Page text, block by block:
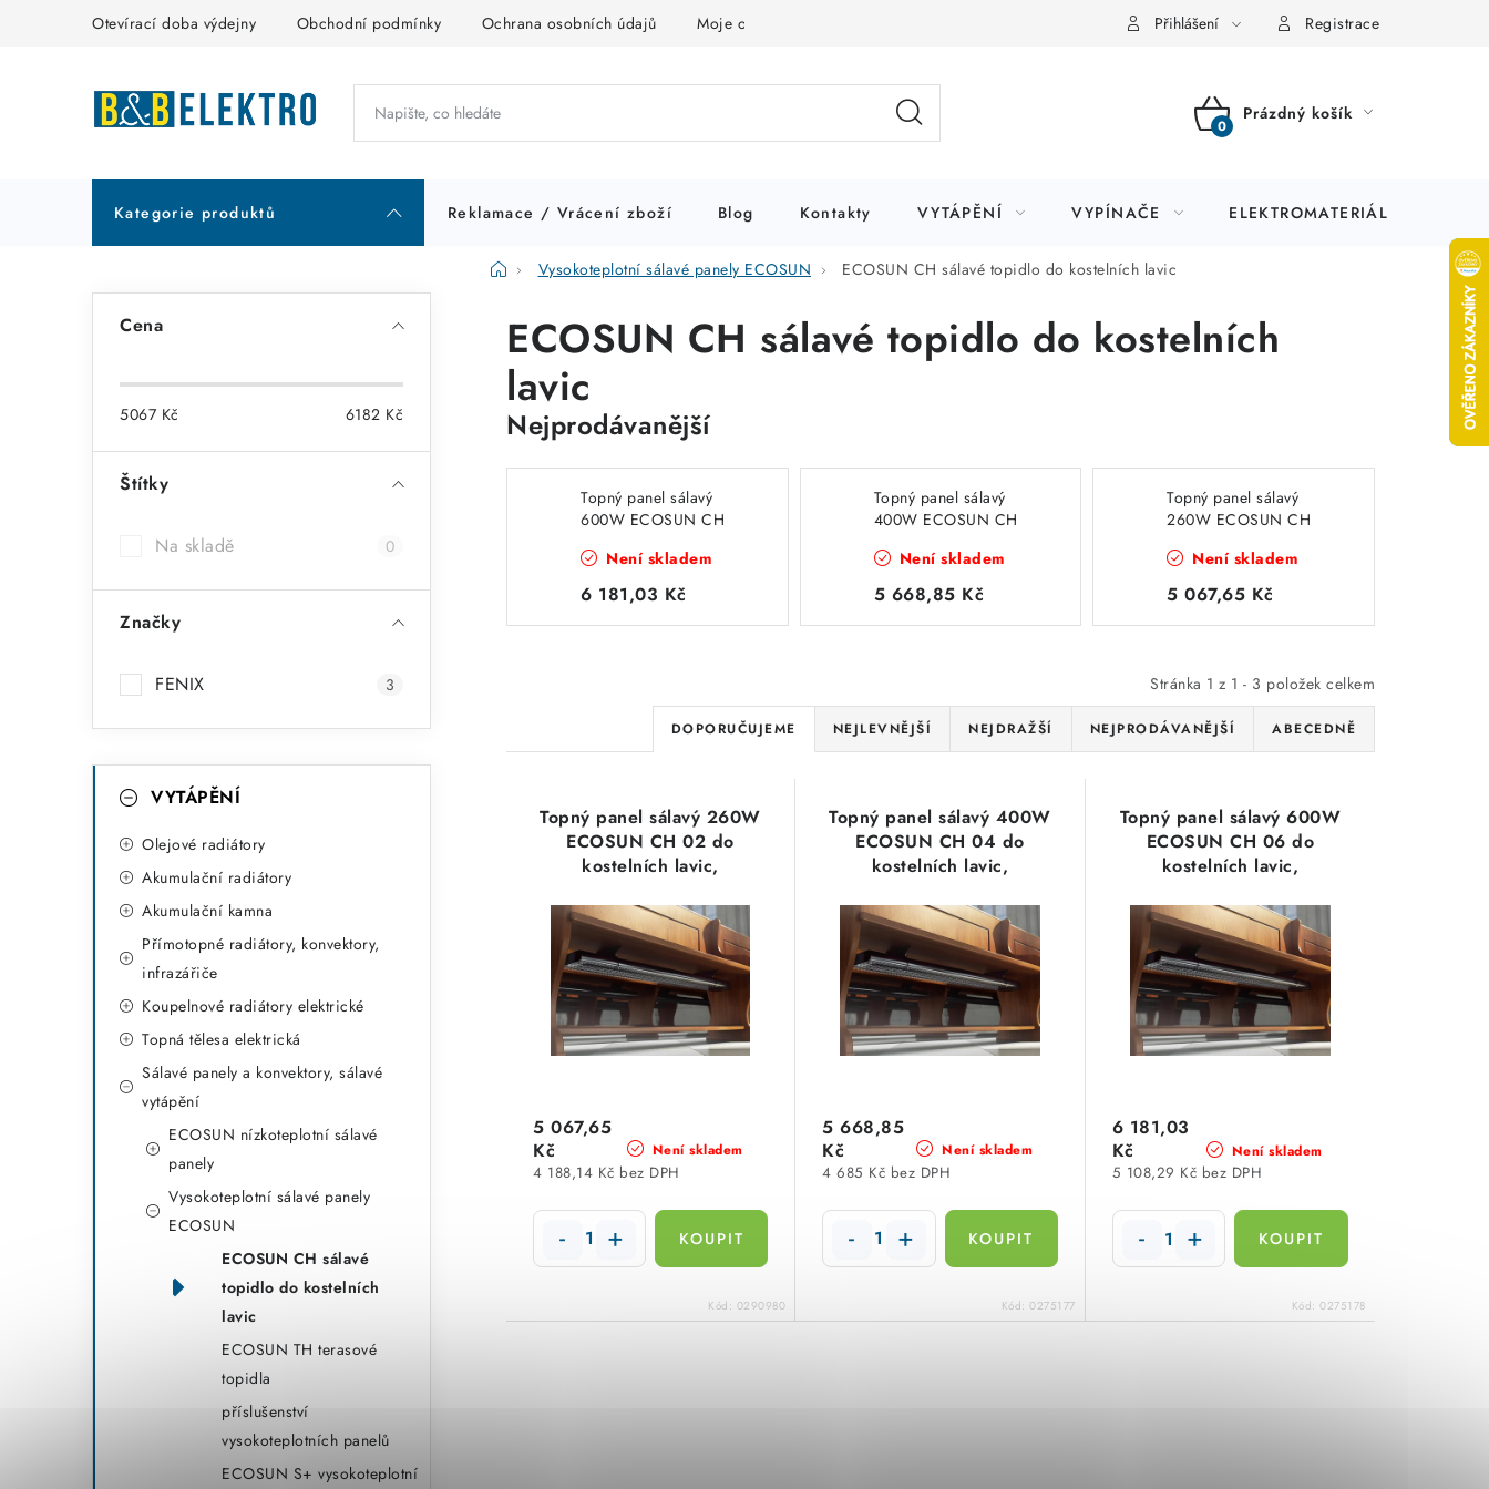
Otevírací doba výdejny Obchodní podmínky Ochrana osobních údajů Moje objednávka Přihlášení Registrace
NÁKUPNÍ
Prázdný košík
Kategorie produktů Reklamace / Vrácení zboží Blog Kontakty VYTÁPĚNÍ VYPÍNAČE ELEKTROMATERIÁL
DomůVysokoteplotní sálavé panely ECOSUN ECOSUN CH sálavé topidlo do kostelních lavic
t
n
a
n
Cena
5067 Kč 6182 Kč
Štítky
Na skladě 0
Značky
FENIX 3
kategorieVYTÁPĚNÍ
Olejové radiátory
Akumulační radiátory
Akumulační kamna
Přímotopné radiátory, konvektory,
infrazářiče
Koupelnové radiátory elektrické
Topná tělesa elektrická
Sálavé panely a konvektory, sálavé
vytápění
ECOSUN nízkoteplotní sálavé
panely
Vysokoteplotní sálavé panely
ECOSUN
ECOSUN CH sálavé
topidlo do kostelních
lavic
ECOSUN TH terasové
topidla
příslušenství
vysokoteplotních panelů
ECOSUN S+ vysokoteplotní
ECOSUN CH sálavé topidlo do kostelních
lavic
Nejprodávanější
Topný panel sálavý
600W ECOSUN CH
vysokoteplotní,
ochranná mříž
Není skladem
6 181,03 Kč
Topný panel sálavý
400W ECOSUN CH
vysokoteplotní,
ochranná mříž
Není skladem
5 668,85 Kč
Topný panel sálavý
260W ECOSUN CH
vysokoteplotní,
ochranná mříž
Není skladem
5 067,65 Kč
Stránka 1 z 1 - 3 položek celkem
Ř
a
z
e
n
í
p
r
o
u
k
t
ů
DOPORUČUJEME NEJLEVNĚJŠÍ NEJDRAŽŠÍ NEJPRODÁVANĚJŠÍ ABECEDNĚ
Topný panel sálavý 260W
ECOSUN CH 02 do
kostelních lavic,
mříž
Není skladem
4 188,14 Kč bez DPH
5 067,65
Kč
Kód: 0290980
Topný panel sálavý 400W
ECOSUN CH 04 do
kostelních lavic,
mříž
Není skladem
4 685 Kč bez DPH
5 668,85
Kč
Kód:0275177
Topný panel sálavý 600W
ECOSUN CH 06 do
kostelních lavic,
mříž
Není skladem
5 108,29 Kč bez DPH
6 181,03
Kč
Kód:0275178